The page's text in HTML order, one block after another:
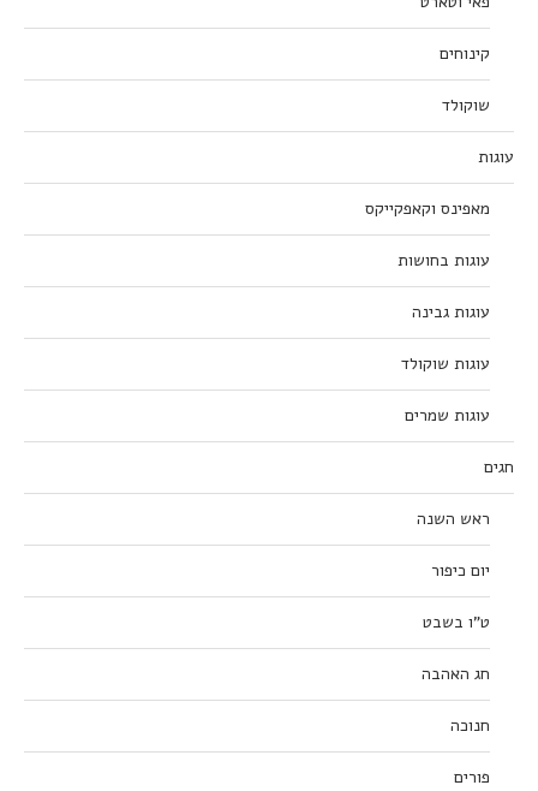
קינוחים
שוקולד
עוגות
מאפינס וקאפקייקס
עוגות בחושות
עוגות גבינה
עוגות שוקולד
עוגות שמרים
חגים
ראש השנה
יום כיפור
ט”ו בשבט
חג האהבה
חנוכה
פורים